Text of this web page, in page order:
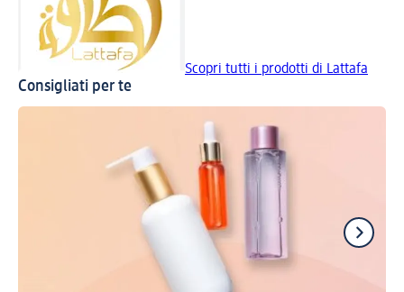
Scopri tutti i prodotti di Lattafa
Consigliati per te